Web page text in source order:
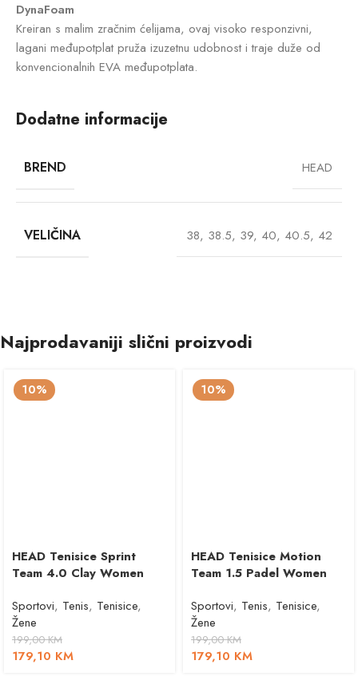
DynaFoam
Kreiran s malim zračnim ćelijama, ovaj visoko responzivni,
lagani međupotplat pruža izuzetnu udobnost i traje duže od
konvencionalnih EVA međupotplata.
Dodatne informacije
BREND HEAD
VELIČINA 38, 38.5, 39, 40, 40.5, 42
Najprodavaniji slični proizvodi
10%
HEAD Tenisice Sprint
Team 4.0 Clay Women
Sportovi, Tenis, Tenisice,
Žene
199,00KM
179,10 KM
10%
HEAD Tenisice Motion
Team 1.5 Padel Women
Sportovi, Tenis, Tenisice,
Žene
199,00KM
179,10 KM